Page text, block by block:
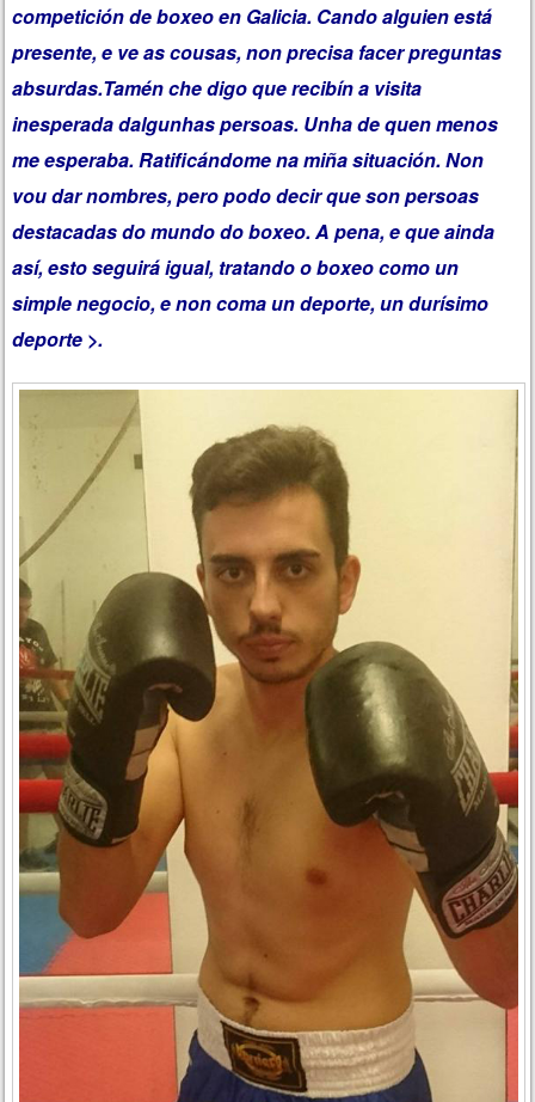
competición de boxeo en Galicia. Cando alguien está
presente, e ve as cousas, non precisa facer preguntas
absurdas.Tamén che digo que recibín a visita
inesperada dalgunhas persoas. Unha de quen menos
me esperaba. Ratificándome na miña situación. Non
vou dar nombres, pero podo decir que son persoas
destacadas do mundo do boxeo. A pena, e que ainda
así, esto seguirá igual, tratando o boxeo como un
simple negocio, e non coma un deporte, un durísimo
deporte >.